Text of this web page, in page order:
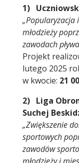
1)
„Popularyzacja
młodzieży
zawodach
Projekt
lutego 2025
w kwocie: 21
2) Liga
Suchej
„Zwiększenie
sportowych
zawodów